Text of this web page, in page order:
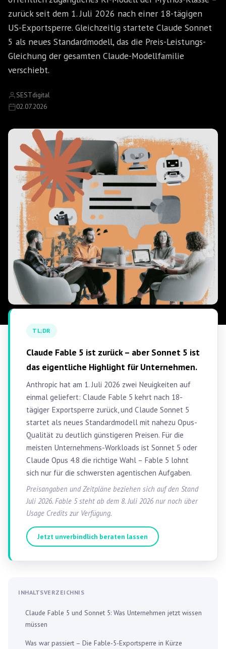
zurück seit dem 1. Juli 2026 nach einer 18-tägigen
US-Exportsperre. Gleichzeitig startete Claude Sonnet
5 als neues Standardmodell, das die Preis-Leistungs-
Gleichung der gesamten Claude-Modellfamilie
verschiebt.
SESTdigital
02.07.2026
TL;DR
Claude Fable 5 ist zurück – aber Sonnet 5 ist
das eigentliche Highlight für Unternehmen.
Anthropic hat am 1. Juli 2026 zwei Neuigkeiten auf
einmal geliefert: Claude Fable 5 kehrt nach 18-
tägiger Exportsperre zurück, und Claude Sonnet 5
startet als neues Standardmodell mit nahezu Opus-
Qualität zu deutlich günstigeren Preisen. Für die
meisten Unternehmens-Workloads ist Sonnet 5 oder
Claude Opus 4.8 die richtige Wahl – Fable 5 lohnt
sich nur für die schwersten agentischen Aufgaben.
Preisangaben und Zeitpläne beziehen sich auf den Stand
Juli 2026. Fable 5 steht ab dem 8. Juli 2026 nur noch über
Usage Credits zur Verfügung.
Jetzt unverbindlich beraten lassen
INHALTSVERZEICHNIS
Claude Fable 5 und Sonnet 5: Was Unternehmen jetzt wissen
müssen
Was war passiert – Die Fable-5-Exportsperre in Kürze